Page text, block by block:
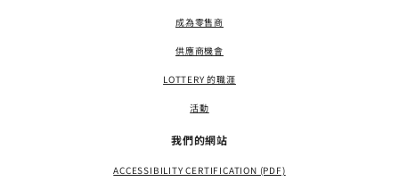
成為零售商
供應商機會
LOTTERY 的職涯
活動
我們的網站
ACCESSIBILITY CERTIFICATION (PDF)